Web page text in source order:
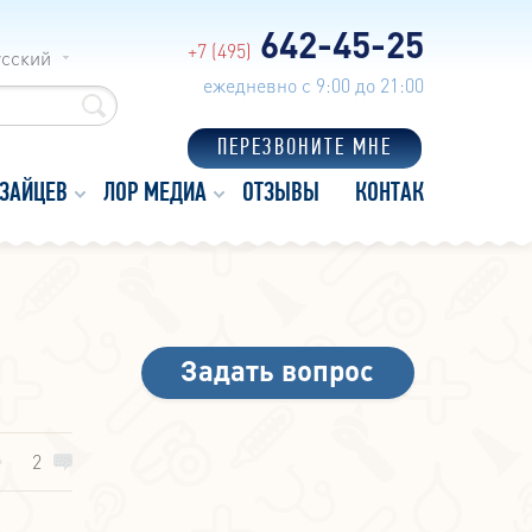
+7 (495) 642-45-25
ежедневно с 9:00 до 21:00
ПЕРЕЗВОНИТЕ МНЕ
ЛОР МЕДИА ОТЗЫВЫ КОНТАКТЫ
2
Задать вопрос